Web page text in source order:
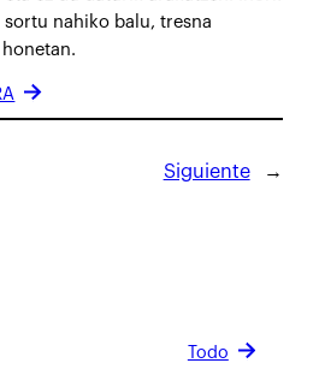
nahiko balu, tresna
Siguiente →
Todo